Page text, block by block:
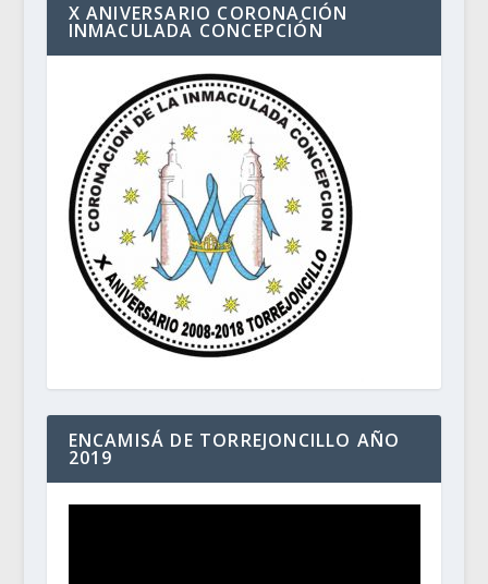
X ANIVERSARIO CORONACIÓN
INMACULADA CONCEPCIÓN
ENCAMISÁ DE TORREJONCILLO AÑO
2019